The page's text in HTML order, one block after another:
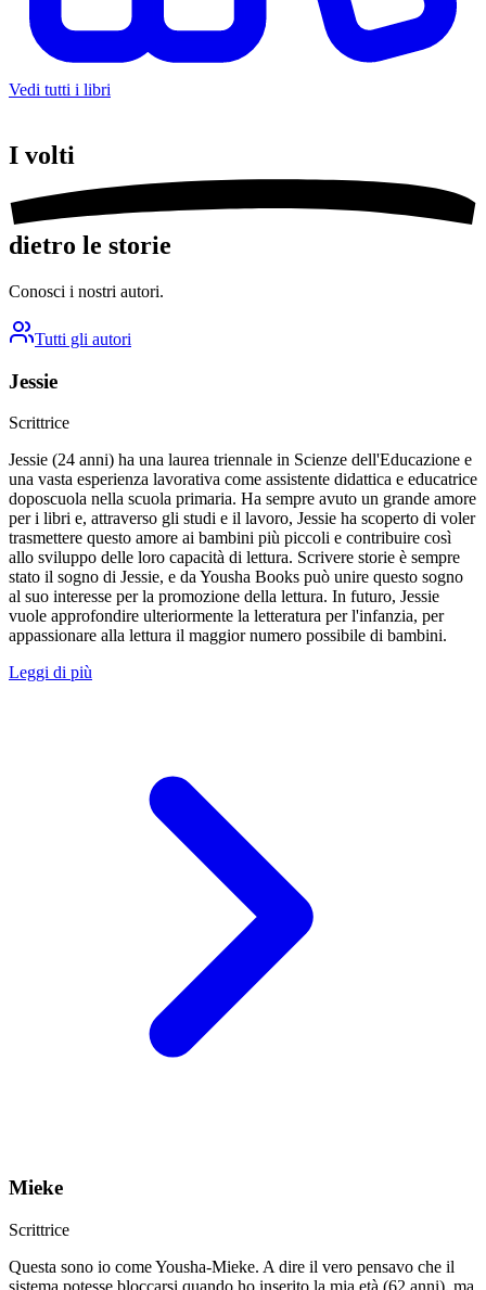
Vedi tutti i libri
I volti
dietro le storie
Conosci i nostri autori.
Tutti gli autori
Jessie
Scrittrice
Jessie (24 anni) ha una laurea triennale in Scienze dell'Educazione e
una vasta esperienza lavorativa come assistente didattica e educatrice
doposcuola nella scuola primaria. Ha sempre avuto un grande amore
per i libri e, attraverso gli studi e il lavoro, Jessie ha scoperto di voler
trasmettere questo amore ai bambini più piccoli e contribuire così
allo sviluppo delle loro capacità di lettura. Scrivere storie è sempre
stato il sogno di Jessie, e da Yousha Books può unire questo sogno
al suo interesse per la promozione della lettura. In futuro, Jessie
vuole approfondire ulteriormente la letteratura per l'infanzia, per
appassionare alla lettura il maggior numero possibile di bambini.
Leggi di più
Mieke
Scrittrice
Questa sono io come Yousha-Mieke. A dire il vero pensavo che il
sistema potesse bloccarsi quando ho inserito la mia età (62 anni), ma